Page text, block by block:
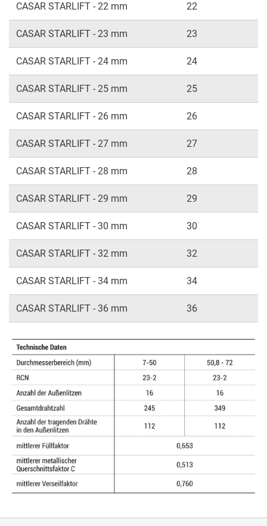
CASAR STARLIFT - 22 mm 22
CASAR STARLIFT - 23 mm 23
CASAR STARLIFT - 24 mm 24
CASAR STARLIFT - 25 mm 25
CASAR STARLIFT - 26 mm 26
CASAR STARLIFT - 27 mm 27
CASAR STARLIFT - 28 mm 28
CASAR STARLIFT - 29 mm 29
CASAR STARLIFT - 30 mm 30
CASAR STARLIFT - 32 mm 32
CASAR STARLIFT - 34 mm 34
CASAR STARLIFT - 36 mm 36